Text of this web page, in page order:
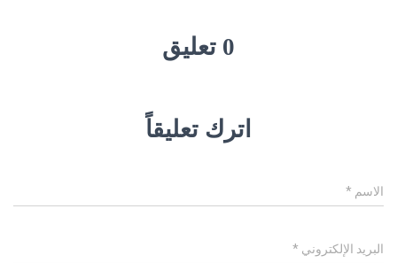
0 تعليق
اترك تعليقاً
الاسم *
البريد الإلكتروني *